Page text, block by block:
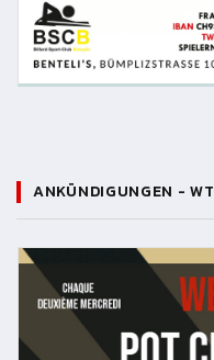
ANKÜNDIGUNGEN - WT